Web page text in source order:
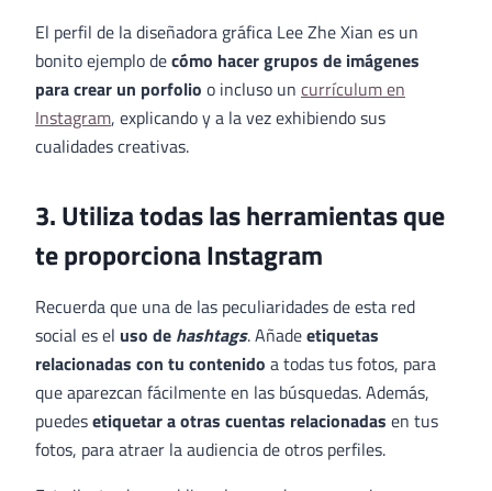
El perfil de la diseñadora gráfica Lee Zhe Xian es un
bonito ejemplo decómo hacer grupos de imágenes
para crear un porfolio o incluso un currículum en
Instagram, explicando y a la vez exhibiendo sus
cualidades creativas.
3. Utiliza todas las herramientas que
te proporciona Instagram
Recuerda que una de las peculiaridades de esta red
social es el uso de hashtags. Añadeetiquetas
relacionadas con tu contenido a todas tus fotos, para
que aparezcan fácilmente en las búsquedas. Además,
puedesetiquetar a otras cuentas relacionadas en tus
fotos, para atraer la audiencia de otros perfiles.